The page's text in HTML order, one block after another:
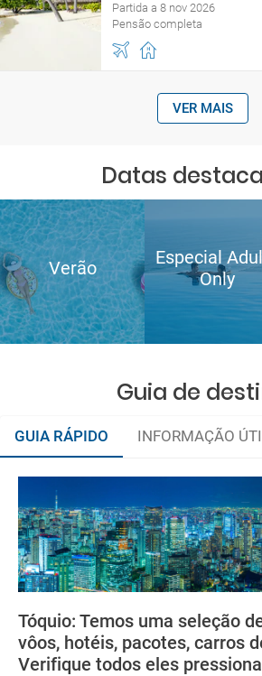
Partida a 8 nov 2026
Pensão completa
VER MAIS
Datas
Verão
Especial
Only
Guia de
GUIA RÁPIDO INFORMAÇÃO
Tóquio: Temos uma seleção
vôos, hotéis, pacotes, carros
Verifique todos eles
Organize a sua viagem
Moeda
e-mail
deverá imprimi-la
suplemento extra